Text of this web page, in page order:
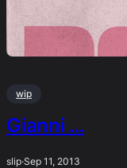
wip
Gianni …
slip·Sep 11, 2013